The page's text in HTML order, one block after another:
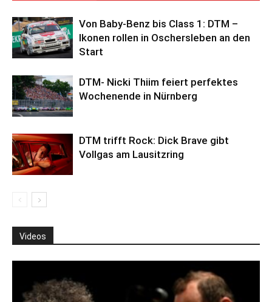
Von Baby-Benz bis Class 1: DTM –
Ikonen rollen in Oschersleben an den
Start
DTM- Nicki Thiim feiert perfektes
Wochenende in Nürnberg
DTM trifft Rock: Dick Brave gibt
Vollgas am Lausitzring
Videos